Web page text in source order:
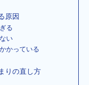
原因
る
い
かっている
りの直し方